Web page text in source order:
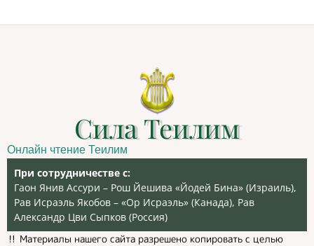
Сила Теилим
Онлайн чтение Теилим
При сотрудничестве с:
Гаон Янив Ассури – Рош Йешива «Йодей Бина» (Израиль),
Рав Исраэль Якобов – «Ор Исраэль» (Канада), Рав
Александр Цви Сыпков (Россия)
‼️ Материалы нашего сайта разрешено копировать с целью